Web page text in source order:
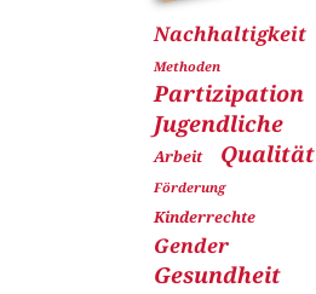
Nachhaltigkeit
Methoden
Partizipation
Jugendliche
Arbeit Qualität
Förderung
Kinderrechte
Gender
Gesundheit